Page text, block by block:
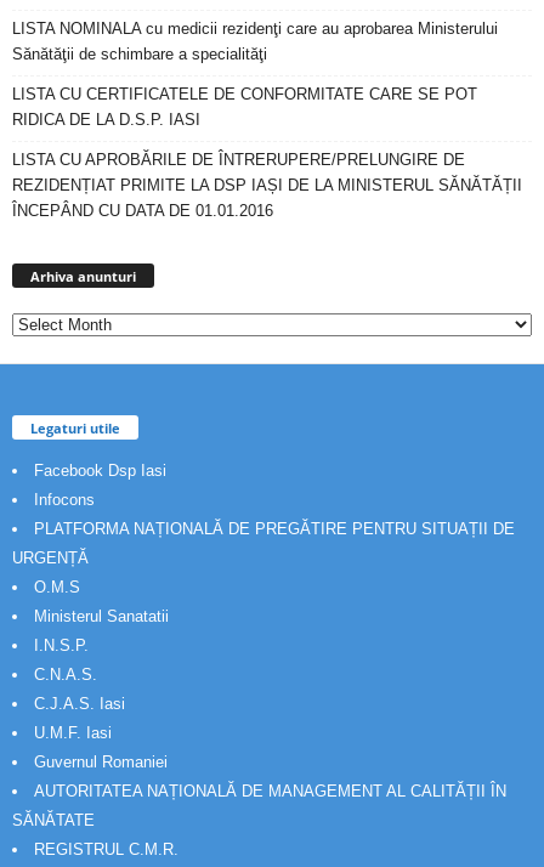
LISTA NOMINALA cu medicii rezidenţi care au aprobarea Ministerului
Sănătăţii de schimbare a specialităţi
LISTA CU CERTIFICATELE DE CONFORMITATE CARE SE POT
RIDICA DE LA D.S.P. IASI
LISTA CU APROBĂRILE DE ÎNTRERUPERE/PRELUNGIRE DE
REZIDENȚIAT PRIMITE LA DSP IAȘI DE LA MINISTERUL SĂNĂTĂȚII
ÎNCEPÂND CU DATA DE 01.01.2016
Arhiva anunturi
Legaturi utile
Facebook Dsp Iasi
Infocons
PLATFORMA NAȚIONALĂ DE PREGĂTIRE PENTRU SITUAȚII DE
URGENȚĂ
O.M.S
Ministerul Sanatatii
I.N.S.P.
C.N.A.S.
C.J.A.S. Iasi
U.M.F. Iasi
Guvernul Romaniei
AUTORITATEA NAȚIONALĂ DE MANAGEMENT AL CALITĂȚII ÎN
SĂNĂTATE
REGISTRUL C.M.R.